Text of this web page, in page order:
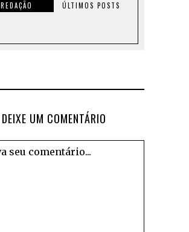
REDAÇÃO ÚLTIMOS POSTS
DEIXE UM COMENTÁRIO